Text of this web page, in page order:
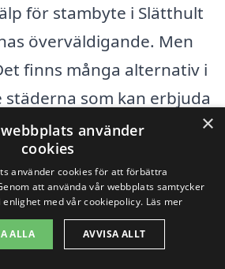
för stambyte i Slätthult
överväldigande. Men
finns många alternativ i
som kan erbjuda
Att jämföra olika
erbjudanden kan hjälpa
bästa beslutet för ditt
hittar du några av
kan hitta kompetenta
×
använder
cookies
använder cookies för att förbättra
att använda vår webbplats samtycker
med vår cookiepolicy. Läs mer
ALLA AVVISA ALLT